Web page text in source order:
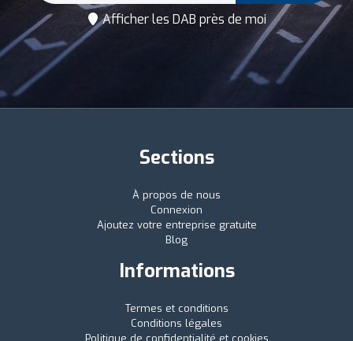
Afficher les DAB près de moi
Sections
À propos de nous
Connexion
Ajoutez votre entreprise gratuite
Blog
Informations
Termes et conditions
Conditions légales